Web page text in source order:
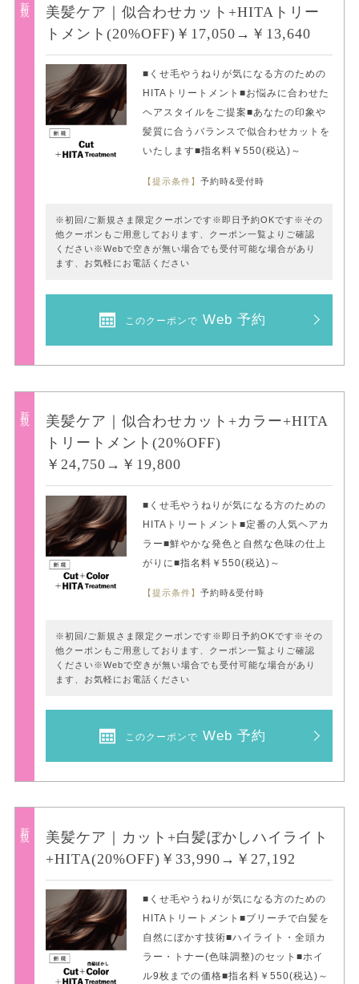
美髪ケア｜似合わせカット+HITAトリー
トメント(20%OFF)￥17,050→￥13,640
■くせ毛やうねりが気になる方のための
HITAトリートメント■お悩みに合わせた
ヘアスタイルをご提案■あなたの印象や
髪質に合うバランスで似合わせカットを
いたします■指名料￥550(税込)～
【提示条件】予約時&受付時
※初回/ご新規さま限定クーポンです※即日予約OKです※その
他クーポンもご用意しております、クーポン一覧よりご確認
ください※Webで空きが無い場合でも受付可能な場合があり
ます、お気軽にお電話ください
このクーポンで Web 予約
新規
美髪ケア｜似合わせカット+カラー+HITA
トリートメント(20%OFF)
￥24,750→￥19,800
■くせ毛やうねりが気になる方のための
HITAトリートメント■定番の人気ヘアカ
ラー■鮮やかな発色と自然な色味の仕上
がりに■指名料￥550(税込)～
【提示条件】予約時&受付時
※初回/ご新規さま限定クーポンです※即日予約OKです※その
他クーポンもご用意しております、クーポン一覧よりご確認
ください※Webで空きが無い場合でも受付可能な場合があり
ます、お気軽にお電話ください
このクーポンで Web 予約
新規
美髪ケア｜カット+白髪ぼかしハイライト
+HITA(20%OFF)￥33,990→￥27,192
■くせ毛やうねりが気になる方のための
HITAトリートメント■ブリーチで白髪を
自然にぼかす技術■ハイライト・全頭カ
ラー・トナー(色味調整)のセット■ホイ
ル9枚までの価格■指名料￥550(税込)～